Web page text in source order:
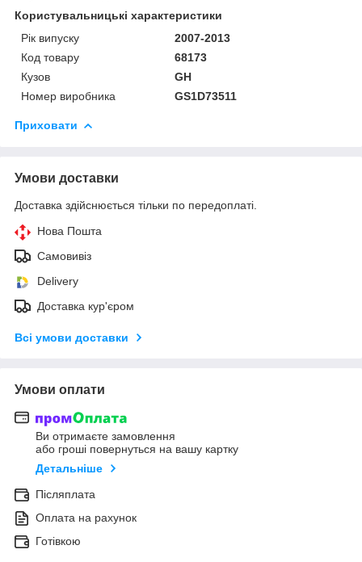
Користувальницькі характеристики
Рік випуску
2007-2013
Код товару
68173
Кузов
GH
Номер виробника
GS1D73511
Приховати
Умови доставки
Доставка здійснюється тільки по передоплаті.
Нова Пошта
Самовивіз
Delivery
Доставка кур'єром
Всі умови доставки
Умови оплати
Ви отримаєте замовлення
або гроші повернуться на вашу картку
Детальніше
Післяплата
Оплата на рахунок
Готівкою